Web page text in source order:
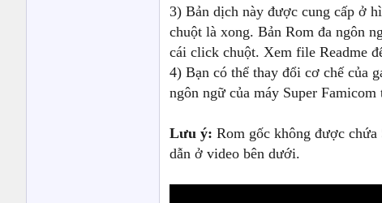
3) Bản dịch này được cung cấp ở
chuột là xong. Bản Rom đa ngôn
cái click chuột. Xem file Readme
4) Bạn có thể thay đổi cơ chế của
ngôn ngữ của máy Super
Lưu ý: Rom gốc không được
dẫn ở video bên dưới.